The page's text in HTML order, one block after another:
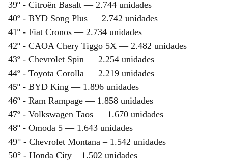
39º - Citroën Basalt — 2.744 unidades
40º - BYD Song Plus — 2.742 unidades
41º - Fiat Cronos — 2.734 unidades
42º - CAOA Chery Tiggo 5X — 2.482 unidades
43º - Chevrolet Spin — 2.254 unidades
44º - Toyota Corolla — 2.219 unidades
45º - BYD King — 1.896 unidades
46º - Ram Rampage — 1.858 unidades
47º - Volkswagen Taos — 1.670 unidades
48º - Omoda 5 — 1.643 unidades
49° - Chevrolet Montana – 1.542 unidades
50° - Honda City – 1.502 unidades